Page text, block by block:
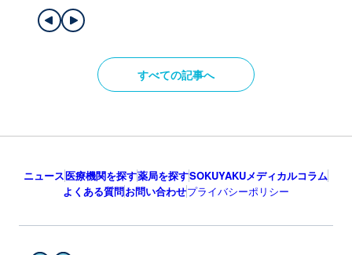
すべての記事へ
ニュース医療機関を探す薬局を探すSOKUYAKUメディカルコラム
よくある質問お問い合わせプライバシーポリシー